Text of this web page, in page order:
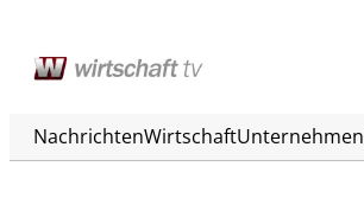
NachrichtenWirtschaftUnternehmen